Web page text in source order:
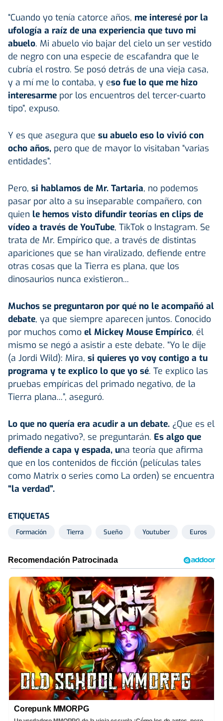
“Cuando yo tenía catorce años, me interesé por la
ufología a raíz de una experiencia que tuvo mi
abuelo. Mi abuelo vio bajar del cielo un ser vestido
de negro con una especie de escafandra que le
cubría el rostro. Se posó detrás de una vieja casa,
y a mí me lo contaba, y eso fue lo que me hizo
interesarme por los encuentros del tercer-cuarto
tipo”, expuso.
Y es que asegura que su abuelo eso lo vivió con
ocho años, pero que de mayor lo visitaban “varias
entidades”.
Pero, si hablamos de Mr. Tartaria, no podemos
pasar por alto a su inseparable compañero, con
quien le hemos visto difundir teorías en clips de
vídeo a través de YouTube, TikTok o Instagram. Se
trata de Mr. Empírico que, a través de distintas
apariciones que se han viralizado, defiende entre
otras cosas que la Tierra es plana, que los
dinosaurios nunca existieron...
Muchos se preguntaron por qué no le acompañó al
debate, ya que siempre aparecen juntos. Conocido
por muchos como el Mickey Mouse Empírico, él
mismo se negó a asistir a este debate. “Yo le dije
(a Jordi Wild): Mira, si quieres yo voy contigo a tu
programa y te explico lo que yo sé. Te explico las
pruebas empíricas del primado negativo, de la
Tierra plana...”, aseguró.
Lo que no quería era acudir a un debate. ¿Que es el
primado negativo?, se preguntarán. Es algo que
defiende a capa y espada, una teoría que afirma
que en los contenidos de ficción (películas tales
como Matrix o series como La orden) se encuentra
“la verdad”.
ETIQUETAS
Formación Tierra Sueño Youtuber Euros
Corepunk MMORPG